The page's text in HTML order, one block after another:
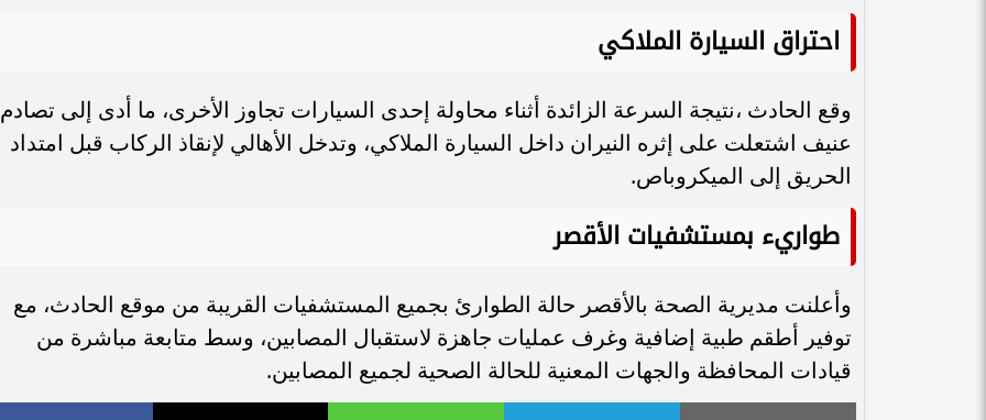
احتراق السيارة الملاكي
وقع الحادث ،نتيجة السرعة الزائدة أثناء محاولة إحدى السيارات تجاوز الأخرى، ما أدى إلى تصادم
عنيف اشتعلت على إثره النيران داخل السيارة الملاكي، وتدخل الأهالي لإنقاذ الركاب قبل امتداد
الحريق إلى الميكروباص.
طواريء بمستشفيات الأقصر
وأعلنت مديرية الصحة بالأقصر حالة الطوارئ بجميع المستشفيات القريبة من موقع الحادث، مع
توفير أطقم طبية إضافية وغرف عمليات جاهزة لاستقبال المصابين، وسط متابعة مباشرة من
قيادات المحافظة والجهات المعنية للحالة الصحية لجميع المصابين.